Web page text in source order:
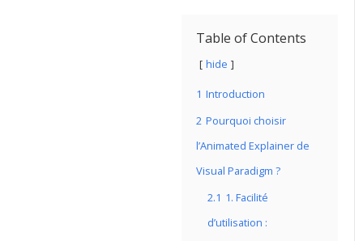
Table of Contents
hide
1 Introduction
2 Pourquoi choisir
l’Animated Explainer de
Visual Paradigm ?
2.1 1. Facilité
d’utilisation :